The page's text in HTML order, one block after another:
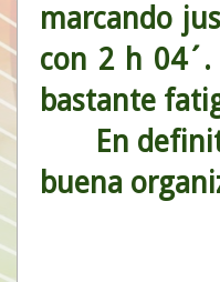
marcando
con 2 h 04´.
bastante
En
buena